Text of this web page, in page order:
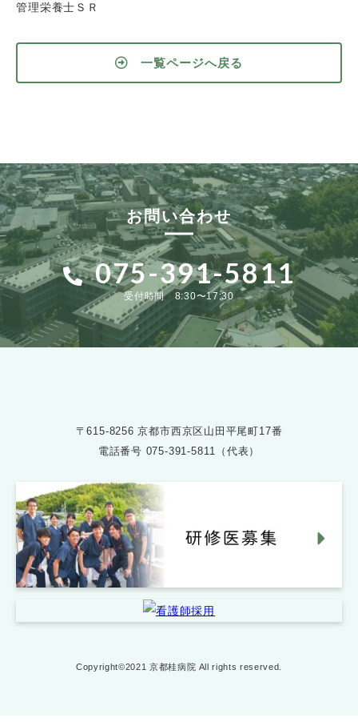
管理栄養士ＳＲ
一覧ページへ戻る
お問い合わせ
075-391-5811
受付時間 8:30〜17:30
〒615-8256 京都市西京区山田平尾町17番
電話番号 075-391-5811（代表）
Copyright©2021 京都桂病院 All rights reserved.